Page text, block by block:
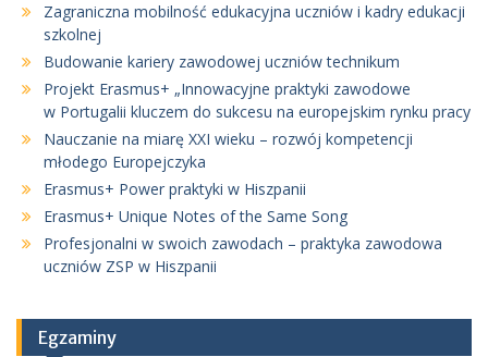
Zagraniczna mobilność edukacyjna uczniów i kadry edukacji
szkolnej
Budowanie kariery zawodowej uczniów technikum
Projekt Erasmus+ „Innowacyjne praktyki zawodowe
w Portugalii kluczem do sukcesu na europejskim rynku pracy
Nauczanie na miarę XXI wieku – rozwój kompetencji
młodego Europejczyka
Erasmus+ Power praktyki w Hiszpanii
Erasmus+ Unique Notes of the Same Song
Profesjonalni w swoich zawodach – praktyka zawodowa
uczniów ZSP w Hiszpanii
Egzaminy